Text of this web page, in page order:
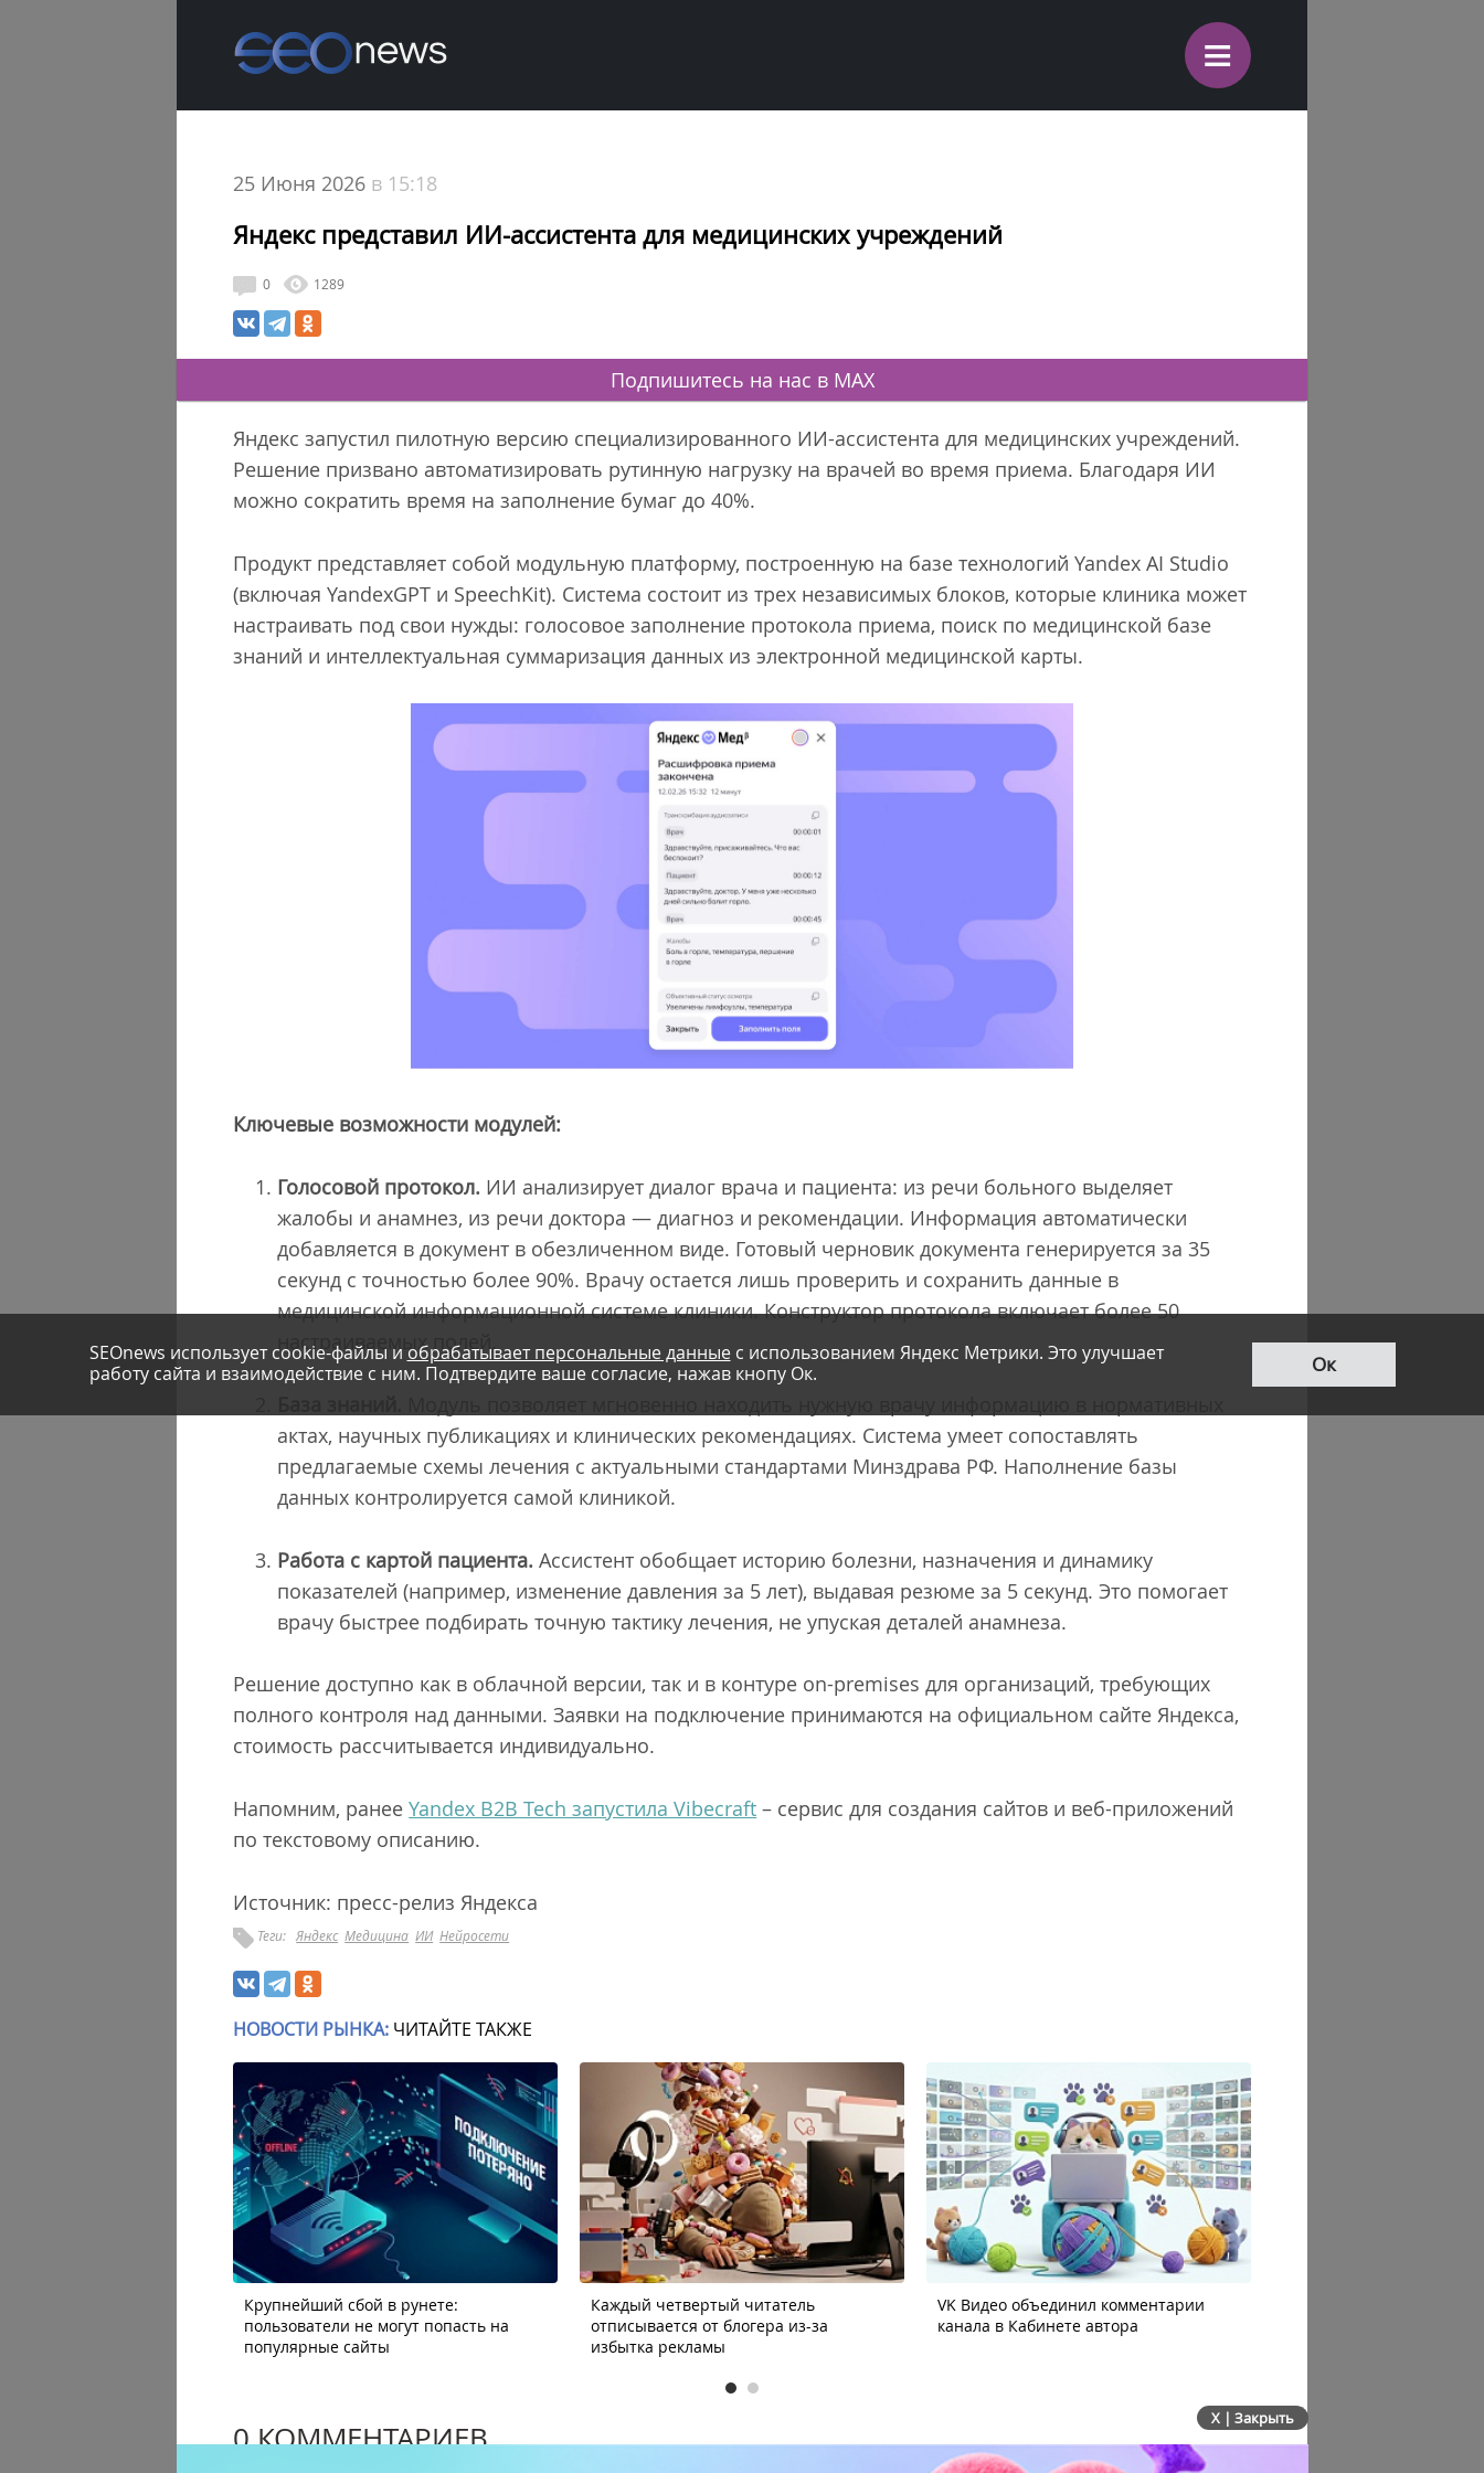
≡
25 Июня 2026 в 15:18
Яндекс представил ИИ-ассистента для медицинских учреждений
0 1289
Подпишитесь на нас в MAX
Яндекс запустил пилотную версию специализированного ИИ-ассистента для медицинских учреждений.
Решение призвано автоматизировать рутинную нагрузку на врачей во время приема. Благодаря ИИ
можно сократить время на заполнение бумаг до 40%.
Продукт представляет собой модульную платформу, построенную на базе технологий Yandex AI Studio
(включая YandexGPT и SpeechKit). Система состоит из трех независимых блоков, которые клиника может
настраивать под свои нужды: голосовое заполнение протокола приема, поиск по медицинской базе
знаний и интеллектуальная суммаризация данных из электронной медицинской карты.
Ключевые возможности модулей:
Голосовой протокол. ИИ анализирует диалог врача и пациента: из речи больного выделяет
жалобы и анамнез, из речи доктора — диагноз и рекомендации. Информация автоматически
добавляется в документ в обезличенном виде. Готовый черновик документа генерируется за 35
секунд с точностью более 90%. Врачу остается лишь проверить и сохранить данные в
медицинской информационной системе клиники. Конструктор протокола включает более 50
настраиваемых полей.
актах, научных публикациях и клинических рекомендациях. Система умеет сопоставлять
предлагаемые схемы лечения с актуальными стандартами Минздрава РФ. Наполнение базы
данных контролируется самой клиникой.
Работа с картой пациента. Ассистент обобщает историю болезни, назначения и динамику
показателей (например, изменение давления за 5 лет), выдавая резюме за 5 секунд. Это помогает
врачу быстрее подбирать точную тактику лечения, не упуская деталей анамнеза.
Решение доступно как в облачной версии, так и в контуре on-premises для организаций, требующих
полного контроля над данными. Заявки на подключение принимаются на официальном сайте Яндекса,
стоимость рассчитывается индивидуально.
Напомним, ранееYandex B2B Tech запустила Vibecraft – сервис для создания сайтов и веб-приложений
по текстовому описанию.
Источник: пресс-релиз Яндекса
Теги: Яндекс Медицина ИИ Нейросети
SEOnews использует cookie-файлы и обрабатывает персональные данныес использованием Яндекс Метрики. Это улучшает
работу сайта и взаимодействие с ним. Подтвердите ваше согласие, нажав кнопу Ок.
Ок
НОВОСТИ РЫНКА: ЧИТАЙТЕ ТАКЖЕ
Крупнейший сбой в рунете:
пользователи не могут попасть на
популярные сайты
Каждый четвертый читатель
отписывается от блогера из-за
избытка рекламы
VK Видео объединил комментарии
канала в Кабинете автора
0 КОММЕНТАРИЕВ
X | Закрыть